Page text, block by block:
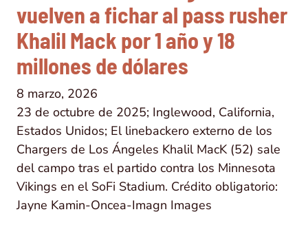
vuelven a fichar al pass rusher
Khalil Mack por 1 año y 18
millones de dólares
8 marzo, 2026
23 de octubre de 2025; Inglewood, California,
Estados Unidos; El linebackero externo de los
Chargers de Los Ángeles Khalil MacK (52) sale
del campo tras el partido contra los Minnesota
Vikings en el SoFi Stadium. Crédito obligatorio:
Jayne Kamin-Oncea-Imagn Images